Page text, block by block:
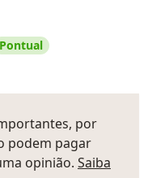
Pontual
por
podem pagar
opinião. Saiba